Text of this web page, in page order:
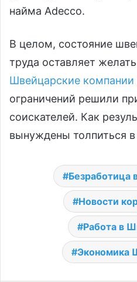
найма Adecco.
В целом, состояние
труда оставляет
Швейцарские компании
ограничений решили
соискателей. Как
вынуждены толпиться в
Безработица
Новости
Работа в
Экономика